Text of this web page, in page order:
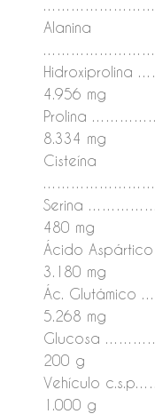
Alanina
4.956 mg
Prolina
8.334 mg
Cisteína
Serina
480 mg
Ácido
3.180 mg
Ác.
5.268 mg
Glucosa
200 g
Vehículo
1.000 g